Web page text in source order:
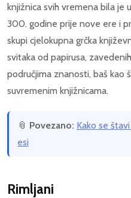
knjižnica svih vremena bila je
300. godine prije nove ere i
skupi cjelokupna grčka
svitaka od papirusa,
područjima znanosti, baš kao
suvremenim knjižnicama.
📎 Povezano: Kako se
esi
Rimljani